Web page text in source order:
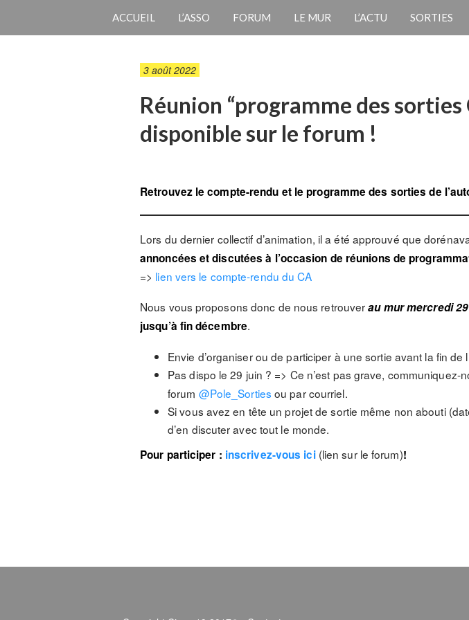
ACCUEIL L’ASSO FORUM LE MUR L’ACTU SORTIES
3 août 2022
Réunion “programme des
disponible sur le forum !
Retrouvez le compte-rendu et le programme des sorties de
Lors du dernier collectif d’animation, il a été approuvé que
annoncées et discutées à l’occasion de réunions de
=> lien vers le compte-rendu du CA
Nous vous proposons donc de nous retrouverau mur mercredi
jusqu’à fin décembre.
Envie d’organiser ou de participer à une sortie avant la fin de
Pas dispo le 29 juin ? => Ce n’est pas grave, communiquez-
forum @Pole_Sorties ou par courriel.
Si vous avez en tête un projet de sortie même non abouti
d’en discuter avec tout le monde.
Pour participer : inscrivez-vous ici (lien sur le forum)!